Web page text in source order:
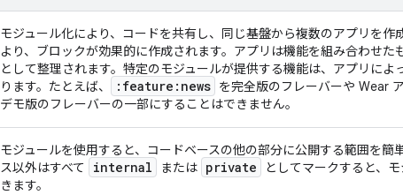
モジュール化により、コードを共有し、同じ基盤から複数のアプリを作
より、ブロックが効果的に作成されます。アプリは機能を組み合わせ
として整理されます。特定のモジュールが提供する機能は、アプリに
ります。たとえば、
:feature:news を完全版のフレーバーや Wear
デモ版のフレーバーの一部にすることはできません。
モジュールを使用すると、コードベースの他の部分に公開する範囲を簡
ス以外はすべて
internal または private
としてマークすると、
きます。